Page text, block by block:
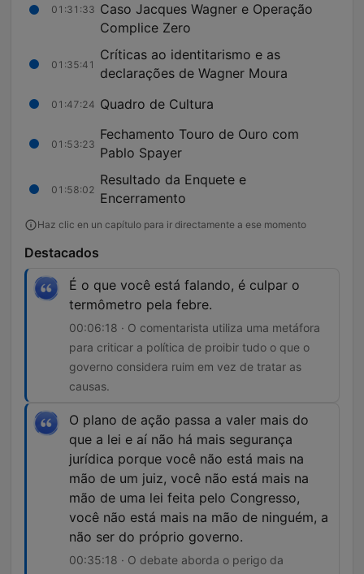
01:31:33 Caso Jacques Wagner e Operação
Complice Zero
01:35:41
Críticas ao identitarismo e as
declarações de Wagner Moura
01:47:24 Quadro de Cultura
01:53:23
Fechamento Touro de Ouro com
Pablo Spayer
01:58:02
Resultado da Enquete e
Encerramento
Haz clic en un capítulo para ir directamente a ese momento
Destacados
É o que você está falando, é culpar o
termômetro pela febre.
00:06:18 · O comentarista utiliza uma metáfora
para criticar a política de proibir tudo o que o
governo considera ruim em vez de tratar as
causas.
O plano de ação passa a valer mais do
que a lei e aí não há mais segurança
jurídica porque você não está mais na
mão de um juiz, você não está mais na
mão de uma lei feita pelo Congresso,
você não está mais na mão de ninguém, a
não ser do próprio governo.
00:35:18 · O debate aborda o perigo da